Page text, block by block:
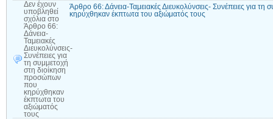
Δεν έχουν
υποβληθεί
σχόλια στο
Άρθρο 66:
Δάνεια-
Ταμειακές
Διευκολύνσεις-
Συνέπειες για
τη συμμετοχή
στη διοίκηση
προσώπων
που
κηρύχθηκαν
έκπτωτα του
αξιώματός
τους
Άρθρο 66: Δάνεια-Ταμειακές Διευκολύνσεις- Συνέπειες για
κηρύχθηκαν έκπτωτα του αξιώματός τους